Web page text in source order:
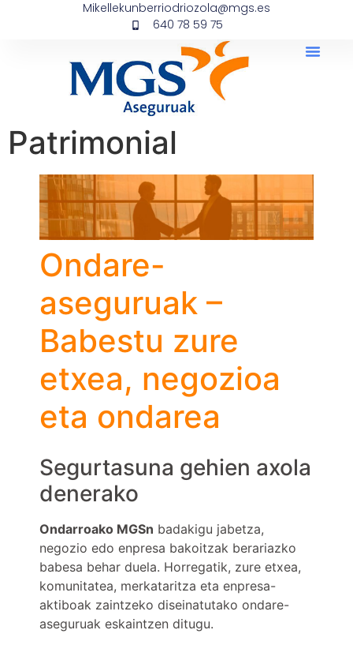
Mikellekunberriodriozola@mgs.es
640 78 59 75
Patrimonial
Ondare-
aseguruak –
Babestu zure
etxea, negozioa
eta ondarea
Segurtasuna gehien axola
denerako
Ondarroako MGSn badakigu jabetza,
negozio edo enpresa bakoitzak berariazko
babesa behar duela. Horregatik, zure etxea,
komunitatea, merkataritza eta enpresa-
aktiboak zaintzeko diseinatutako ondare-
aseguruak eskaintzen ditugu.